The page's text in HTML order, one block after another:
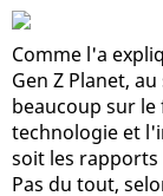
Comme l'a
Gen Z Planet,
beaucoup sur
technologie et
soit les
Pas du tout,